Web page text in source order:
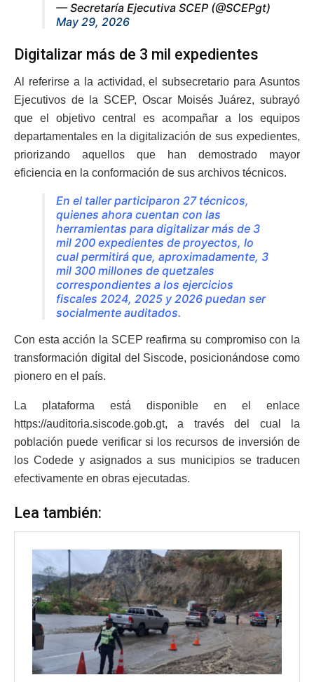
— Secretaría Ejecutiva SCEP (@SCEPgt)
May 29, 2026
Digitalizar más de 3 mil expedientes
Al referirse a la actividad, el subsecretario para Asuntos
Ejecutivos de la SCEP, Oscar Moisés Juárez, subrayó
que el objetivo central es acompañar a los equipos
departamentales en la digitalización de sus expedientes,
priorizando aquellos que han demostrado mayor
eficiencia en la conformación de sus archivos técnicos.
En el taller participaron 27 técnicos,
quienes ahora cuentan con las
herramientas para digitalizar más de 3
mil 200 expedientes de proyectos, lo
cual permitirá que, aproximadamente, 3
mil 300 millones de quetzales
correspondientes a los ejercicios
fiscales 2024, 2025 y 2026 puedan ser
socialmente auditados.
Con esta acción la SCEP reafirma su compromiso con la
transformación digital del Siscode, posicionándose como
pionero en el país.
La plataforma está disponible en el enlace
https://auditoria.siscode.gob.gt, a través del cual la
población puede verificar si los recursos de inversión de
los Codede y asignados a sus municipios se traducen
efectivamente en obras ejecutadas.
Lea también: